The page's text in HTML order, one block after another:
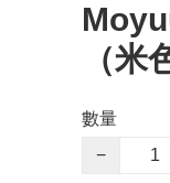
（米
數量
−